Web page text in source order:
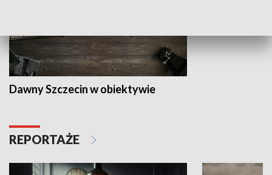
Dawny Szczecin w obiektywie
REPORTAŻE